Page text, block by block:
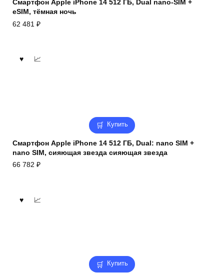
Смартфон Apple iPhone 14 512 ГБ, Dual nano-SIM +
eSIM, тёмная ночь
62 481 ₽
Купить
Смартфон Apple iPhone 14 512 ГБ, Dual: nano SIM +
nano SIM, сияющая звезда сияющая звезда
66 782 ₽
Купить